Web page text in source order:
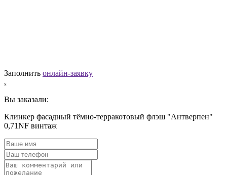
Заполнить онлайн-заявку
ₓ
Вы заказали:
Клинкер фасадный тёмно-терракотовый флэш "Антверпен"
0,71NF винтаж